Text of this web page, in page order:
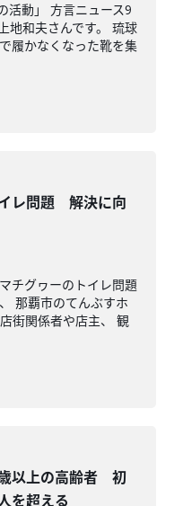
活動」 方言ニュース9
地和夫さんです。 琉球
履かなくなった靴を集
レ問題 解決に向
チグヮーのトイレ問題
那覇市のてんぶすホ
街関係者や店主、 観
以上の高齢者 初
を超える